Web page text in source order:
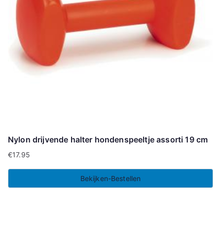
Nylon drijvende halter hondenspeeltje assorti 19 cm
€17.95
Bekijken-Bestellen